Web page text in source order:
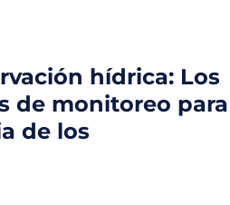
hídrica: Los
de monitoreo para
de los